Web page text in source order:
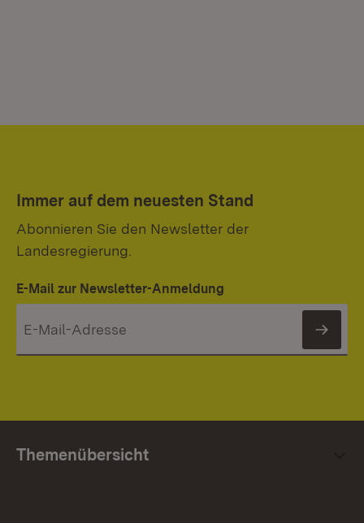
Immer auf dem neuesten Stand
Abonnieren Sie den Newsletter der
Landesregierung.
E-Mail zur Newsletter-Anmeldung
Themenübersicht